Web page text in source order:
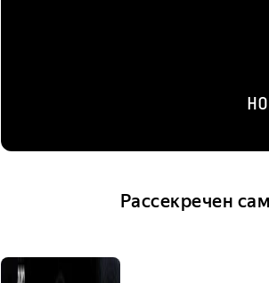
Рассекречен